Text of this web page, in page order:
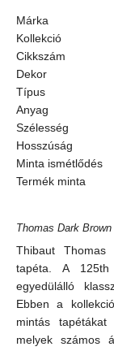
Márka
Kollekció
Cikkszám
Dekor
Típus
Anyag
Szélesség
Hosszúság
Minta ismétlődés
Termék minta
Thomas Dark
Thibaut Thomas
tapéta. A 125th
egyedülálló
Ebben a
mintás tapétákat
melyek számos